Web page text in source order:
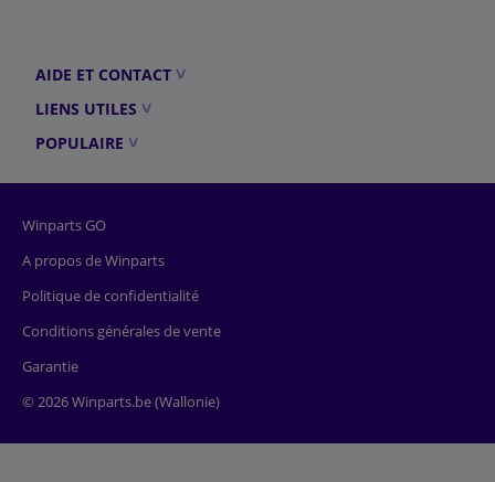
AIDE ET CONTACT
LIENS UTILES
POPULAIRE
Winparts GO
A propos de Winparts
Politique de confidentialité
Conditions générales de vente
Garantie
© 2026 Winparts.be (Wallonie)